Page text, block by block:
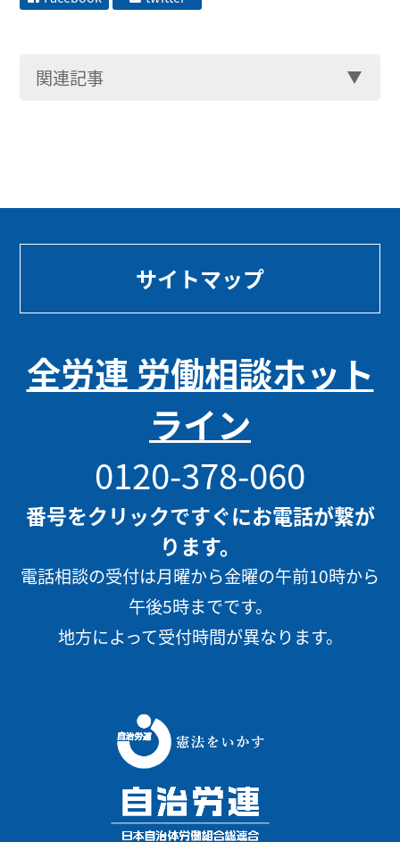
関連記事
サイトマップ
全労連 労働相談ホット
ライン
0120-378-060
番号をクリックですぐにお電話が繋が
ります。
電話相談の受付は月曜から金曜の午前10時から
午後5時までです。
地方によって受付時間が異なります。